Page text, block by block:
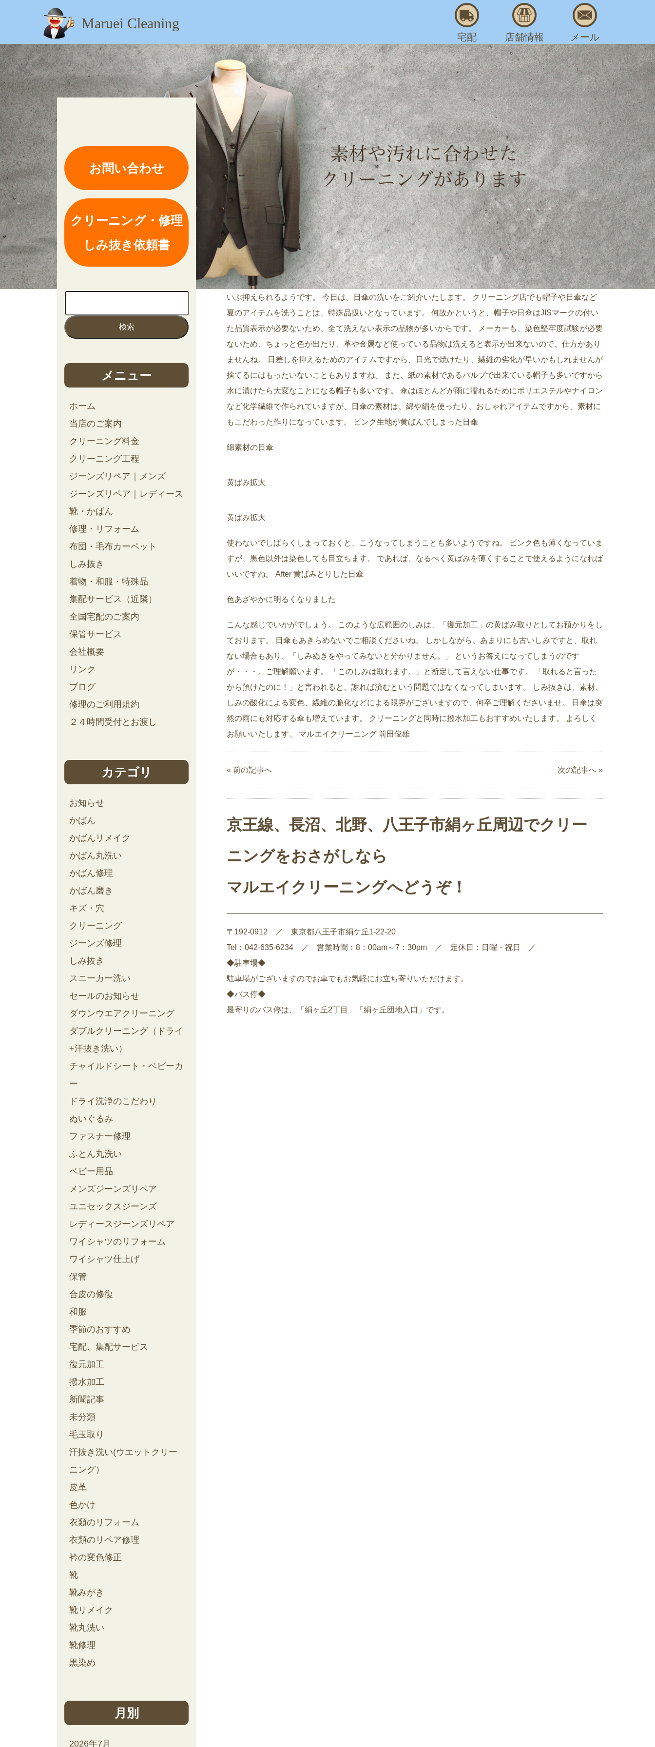
Maruei Cleaning
宅配 店舗情報 メール
【住所】：東京都八王子市絹ヶ丘1-22-20 【TEL】：042-635-6234 【営業時間】：AM 8:00～PM 7:30
日傘の黄ばみ取り | maruei-cleaning.com
お問い合わせ
クリーニング・修理
しみ抜き依頼書
メニュー
ホーム
当店のご案内
クリーニング料金
クリーニング工程
ジーンズリペア｜メンズ
ジーンズリペア｜レディース
靴・かばん
修理・リフォーム
布団・毛布カーペット
しみ抜き
着物・和服・特殊品
集配サービス（近隣）
全国宅配のご案内
保管サービス
会社概要
リンク
ブログ
修理のご利用規約
２４時間受付とお渡し
カテゴリ
お知らせ
かばん
かばんリメイク
かばん丸洗い
かばん修理
かばん磨き
キズ・穴
クリーニング
ジーンズ修理
しみ抜き
スニーカー洗い
セールのお知らせ
ダウンウエアクリーニング
ダブルクリーニング（ドライ
+汗抜き洗い）
チャイルドシート・ベビーカ
ー
ドライ洗浄のこだわり
ぬいぐるみ
ファスナー修理
ふとん丸洗い
ベビー用品
メンズジーンズリペア
ユニセックスジーンズ
レディースジーンズリペア
ワイシャツのリフォーム
ワイシャツ仕上げ
保管
合皮の修復
和服
季節のおすすめ
宅配、集配サービス
復元加工
撥水加工
新聞記事
未分類
毛玉取り
汗抜き洗い(ウエットクリー
ニング）
皮革
色かけ
衣類のリフォーム
衣類のリペア修理
衿の変色修正
靴
靴みがき
靴リメイク
靴丸洗い
靴修理
黒染め
月別
2026年7月
maruei-cleaning.com>クリーニング>日傘の黄ばみ取り
日傘の黄ばみ取り
2024年07月31日
今年の猛暑は本当に厳しいですね。 日中は、日傘が必要な陽気が続いています。 紫外線の量は、日傘でだ
いぶ抑えられるようです。 今日は、日傘の洗いをご紹介いたします。 クリーニング店でも帽子や日傘など
夏のアイテムを洗うことは、特殊品扱いとなっています。 何故かというと、帽子や日傘はJISマークの付い
た品質表示が必要ないため、全て洗えない表示の品物が多いからです。 メーカーも、染色堅牢度試験が必要
ないため、ちょっと色が出たり、革や金属など使っている品物は洗えると表示が出来ないので、仕方があり
ませんね。 日差しを抑えるためのアイテムですから、日光で焼けたり、繊維の劣化が早いかもしれませんが
捨てるにはもったいないこともありますね。 また、紙の素材であるパルプで出来ている帽子も多いですから
水に漬けたら大変なことになる帽子も多いです。 傘はほとんどが雨に濡れるためにポリエステルやナイロン
など化学繊維で作られていますが、日傘の素材は、綿や絹を使ったり、おしゃれアイテムですから、素材に
もこだわった作りになっています。 ピンク生地が黄ばんでしまった日傘
綿素材の日傘
黄ばみ拡大
黄ばみ拡大
使わないでしばらくしまっておくと、こうなってしまうことも多いようですね。 ピンク色も薄くなっていま
すが、黒色以外は染色しても目立ちます。 であれば、なるべく黄ばみを薄くすることで使えるようになれば
いいですね。 After 黄ばみとりした日傘
色あざやかに明るくなりました
こんな感じでいかがでしょう。 このような広範囲のしみは、「復元加工」の黄ばみ取りとしてお預かりをし
ております。 日傘もあきらめないでご相談くださいね。 しかしながら、あまりにも古いしみですと、取れ
ない場合もあり、「しみぬきをやってみないと分かりません。」 というお答えになってしまうのです
が・・・。ご理解願います。 「このしみは取れます。」と断定して言えない仕事です。 「取れると言った
から預けたのに！」と言われると、謝れば済むという問題ではなくなってしまいます。 しみ抜きは、素材、
しみの酸化による変色、繊維の脆化などによる限界がございますので、何卒ご理解くださいませ。 日傘は突
然の雨にも対応する傘も増えています。 クリーニングと同時に撥水加工もおすすめいたします。 よろしく
お願いいたします。 マルエイクリーニング 前田俊雄
« 前の記事へ 次の記事へ »
京王線、長沼、北野、八王子市絹ヶ丘周辺でクリー
ニングをおさがしなら
マルエイクリーニングへどうぞ！
〒192-0912 ／ 東京都八王子市絹ケ丘1-22-20
Tel：042-635-6234 ／ 営業時間：8：00am～7：30pm ／ 定休日：日曜・祝日 ／
◆駐車場◆
駐車場がございますのでお車でもお気軽にお立ち寄りいただけます。
◆バス停◆
最寄りのバス停は、「絹ヶ丘2丁目」「絹ヶ丘団地入口」です。